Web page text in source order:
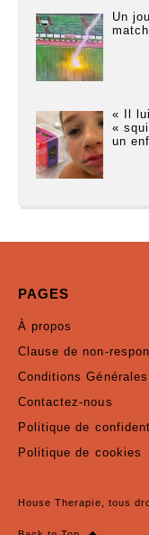
Un
match
« Il
«
un
PAGES
À propos
Clause de non-
Conditions
Contactez-nous
Politique de
Politique de cookies
House Therapie, tous